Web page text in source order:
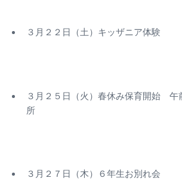
３月２２日（土）キッザニア体験
３月２５日（火）春休み保育開始 午
所
３月２７日（木）６年生お別れ会